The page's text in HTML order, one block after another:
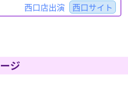
西口店出演 西口サイト
ジ